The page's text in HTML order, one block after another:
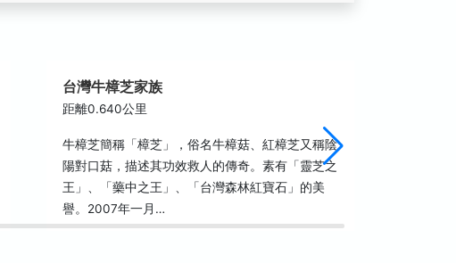
台灣牛樟芝家族
距離0.640公里
牛樟芝簡稱「樟芝」，俗名牛樟菇、紅樟芝又稱陰
陽對口菇，描述其功效救人的傳奇。素有「靈芝之
王」、「藥中之王」、「台灣森林紅寶石」的美
譽。2007年一月…